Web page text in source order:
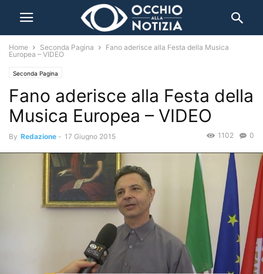
Home Seconda Pagina
Fano aderisce alla Festa della Musica
Europea – VIDEO
Seconda Pagina
Fano aderisce alla Festa della
Musica Europea – VIDEO
By Redazione - 17 Giugno 2015 0
1102